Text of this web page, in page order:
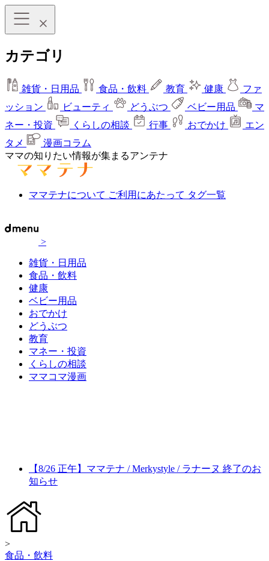
カテゴリ
雑貨・日用品 食品・飲料 教育 健康
ファ
ッション
ビューティ どうぶつ ベビー用品
マ
ネー・投資
くらしの相談 行事 おでかけ
エン
タメ
漫画コラム
ママの知りたい情報が集まるアンテナ
ママテナについて ご利用にあたって タグ一覧
>
雑貨・日用品
食品・飲料
健康
ベビー用品
おでかけ
どうぶつ
教育
マネー・投資
くらしの相談
ママコマ漫画
【8/26 正午】ママテナ / Merkystyle / ラナーヌ 終了のお
知らせ
>
食品・飲料